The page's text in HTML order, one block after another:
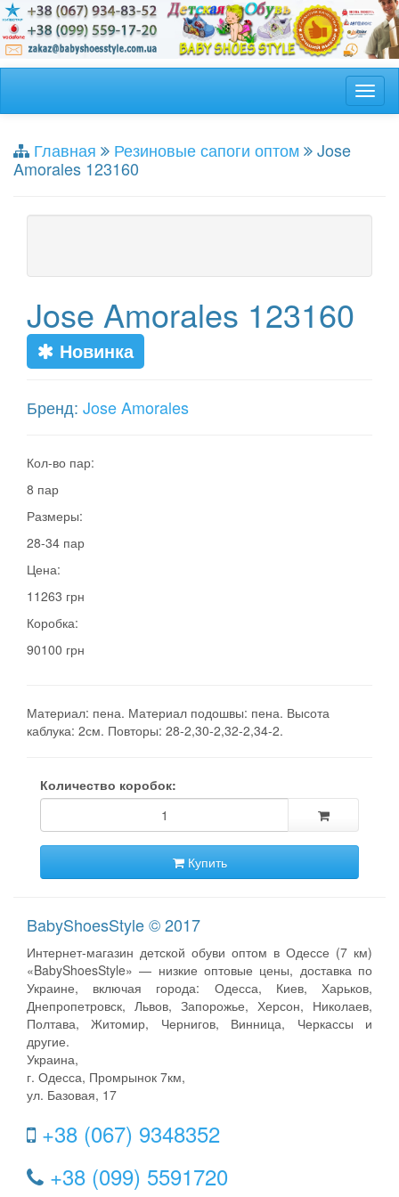
Главная Резиновые сапоги оптом
Jose
Amorales 123160
Jose Amorales 123160
Новинка
Бренд: Jose Amorales
Кол-во пар:
8 пар
Размеры:
28-34 пар
Цена:
11263 грн
Коробка:
90100 грн
Материал: пена. Материал подошвы: пена. Высота
каблука: 2см. Повторы: 28-2,30-2,32-2,34-2.
Количество коробок:
Купить
BabyShoesStyle © 2017
Интернет-магазин детской обуви оптом в Одессе (7 км)
«BabyShoesStyle» — низкие оптовые цены, доставка по
Украине, включая города: Одесса, Киев, Харьков,
Днепропетровск, Львов, Запорожье, Херсон, Николаев,
Полтава, Житомир, Чернигов, Винница, Черкассы и
другие.
Украина,
г. Одесса, Промрынок 7км,
ул. Базовая, 17
+38 (067) 9348352
+38 (099) 5591720